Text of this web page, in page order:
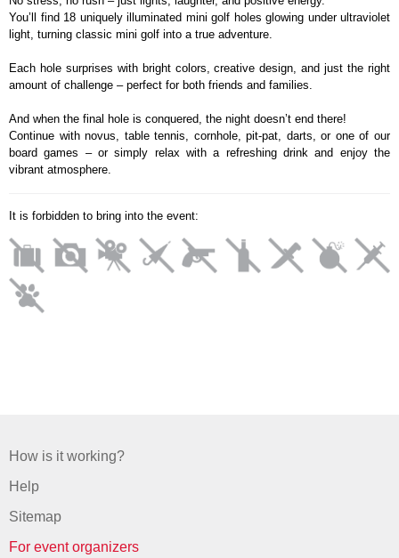
You’ll find 18 uniquely illuminated mini golf holes glowing under ultraviolet
light, turning classic mini golf into a true adventure.
Each hole surprises with bright colors, creative design, and just the right
amount of challenge – perfect for both friends and families.
And when the final hole is conquered, the night doesn’t end there!
Continue with novus, table tennis, cornhole, pit-pat, darts, or one of our
board games – or simply relax with a refreshing drink and enjoy the
vibrant atmosphere.
It is forbidden to bring into the event:
How is it working?
Help
Sitemap
For event organizers